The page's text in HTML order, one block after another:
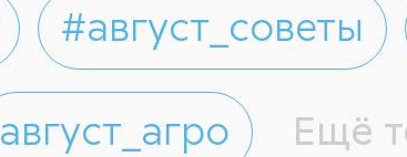
#август_советы
август_агро Ещё